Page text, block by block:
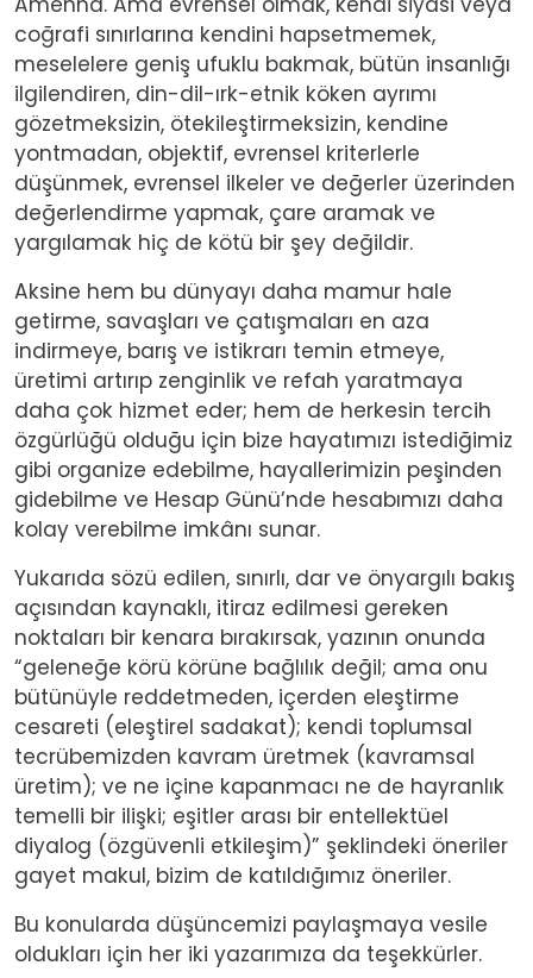
coğrafi sınırlarına kendini hapsetmemek,
meselelere geniş ufuklu bakmak, bütün insanlığı
ilgilendiren, din-dil-ırk-etnik köken ayrımı
gözetmeksizin, ötekileştirmeksizin, kendine
yontmadan, objektif, evrensel kriterlerle
düşünmek, evrensel ilkeler ve değerler üzerinden
değerlendirme yapmak, çare aramak ve
yargılamak hiç de kötü bir şey değildir.
Aksine hem bu dünyayı daha mamur hale
getirme, savaşları ve çatışmaları en aza
indirmeye, barış ve istikrarı temin etmeye,
üretimi artırıp zenginlik ve refah yaratmaya
daha çok hizmet eder; hem de herkesin tercih
özgürlüğü olduğu için bize hayatımızı istediğimiz
gibi organize edebilme, hayallerimizin peşinden
gidebilme ve Hesap Günü’nde hesabımızı daha
kolay verebilme imkânı sunar.
Yukarıda sözü edilen, sınırlı, dar ve önyargılı bakış
açısından kaynaklı, itiraz edilmesi gereken
noktaları bir kenara bırakırsak, yazının onunda
“geleneğe körü körüne bağlılık değil; ama onu
bütünüyle reddetmeden, içerden eleştirme
cesareti (eleştirel sadakat); kendi toplumsal
tecrübemizden kavram üretmek (kavramsal
üretim); ve ne içine kapanmacı ne de hayranlık
temelli bir ilişki; eşitler arası bir entellektüel
diyalog (özgüvenli etkileşim)” şeklindeki öneriler
gayet makul, bizim de katıldığımız öneriler.
Bu konularda düşüncemizi paylaşmaya vesile
oldukları için her iki yazarımıza da teşekkürler.